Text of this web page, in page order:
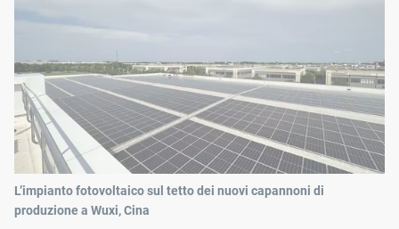
L’impianto fotovoltaico sul tetto dei nuovi capannoni di
produzione a Wuxi, Cina